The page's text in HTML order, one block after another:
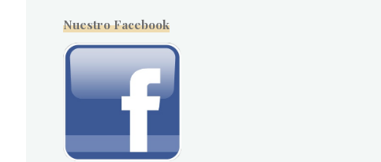
Nuestro Facebook